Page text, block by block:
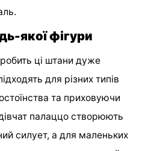
якої фігури
ці штани дуже
для різних типів
та приховуючи
палаццо створюють
силует, а для маленьких